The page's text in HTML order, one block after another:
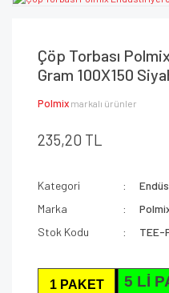
Çöp Torbası
Gram 100X150
Polmix markalı ürünler
235,20 TL
Kategori
Marka
Stok Kodu
TEE-
1 PAKET
5 Lİ